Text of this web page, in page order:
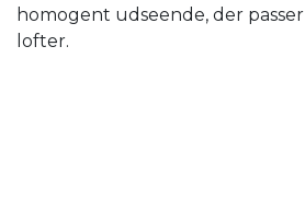
homogent udseende, der
lofter.